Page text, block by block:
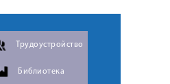
Трудоустройство
Библиотека